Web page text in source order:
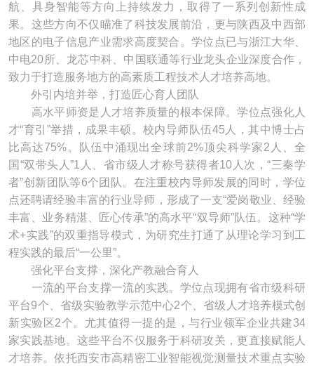
航、具身智能等方向上持续发力，取得了一系列创新性成
果。这些方向不仅瞄准了科技发展前沿，更与陕西及中西部
地区的电子信息产业需求高度契合。学位点已与浙江大华、
中电20所、龙芯中科、中国联通等行业龙头企业深度合作，
致力于打造服务地方的高素质工程技术人才培养高地。
外引内培并举，打造匠心育人团队
高水平师资是人才培养质量的根本保障。学位点强化人
才“育引”举措，成果丰硕。校内导师队伍45人，其中博士占
比高达75%。队伍中涌现出全球前2%顶尖科学家2人、全
国“双带头人”1人、省市级人才称号获得者10人次，“三秦学
者”创新团队等6个团队。在注重校内导师发展的同时，学位
点还聘请经验丰富的行业导师，形成了一支“爱岗敬业、经验
丰富、业务精湛、匠心传承”的高水平“双导师”队伍。这种“学
术+实践”的双重指导模式，为研究生打通了从理论学习到工
程实践的最后“一公里”。
强化平台支撑，深化产教融合育人
一流的平台支撑一流的实践。学位点现拥有省市级科研
平台9个、省级实验教学示范中心2个、省级人才培养模式创
新实验区2个。尤其值得一提的是，与行业领军企业共建34
家实践基地。这些平台不仅服务于科研攻关，更直接赋能人
才培养。依托西安市高精密工业智能视觉测量技术重点实验